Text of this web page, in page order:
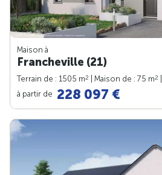
Maison à
Francheville (21)
Terrain de : 1505 m2 | Maison de : 75 m2
à partir de 228 097 €